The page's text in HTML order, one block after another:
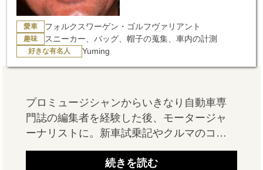
愛車 フォルクスワーゲン・ゴルフヴァリアント
趣味 スニーカー、バッグ、帽子の蒐集、車内の計測
好きな有名人 Yuming
プロミュージシャンからいきなり自動車専
門誌の編集者を経験した後、モータージャ
ーナリストに。新車試乗記やクルマのコラ
ムだけでなく、1台のクルマに対して30カ所
以上を独自開発ツールで計測するパッケー
続きを読む